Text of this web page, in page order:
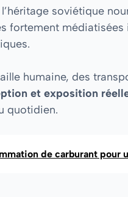
soviétique
fortement
humaine, des
et exposition
quotidien.
de carburant pour